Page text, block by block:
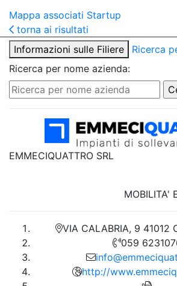
Mappa associati Startup
torna ai risultati
Informazioni sulle Filiere
Ricerca
Ricerca per nome azienda:
EMMECIQUATTRO SRL
MOBILITA'
VIA CALABRIA, 9 41012
059
http://